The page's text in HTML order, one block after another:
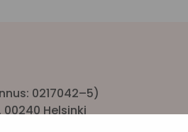
0217042–5)
Helsinki